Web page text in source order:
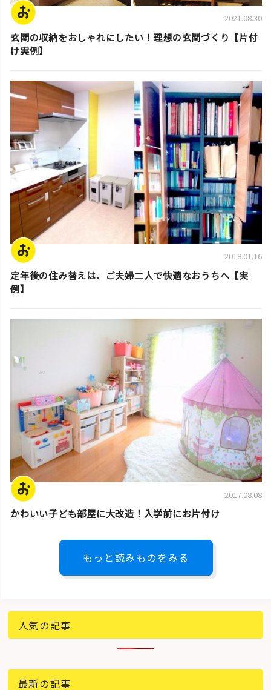
2021.08.30
玄関の収納をおしゃれにしたい！理想の玄関づくり【片付
け実例】
片付け実例
2018.01.16
定年後の住み替えは、ご夫婦二人で快適なおうちへ【実
例】
2017.08.08
かわいい子ども部屋に大改造！入学前にお片付け
もっと読みものをみる
人気の記事
最新の記事